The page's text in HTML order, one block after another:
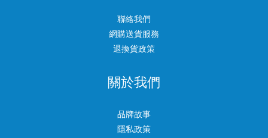
聯絡我們
網購送貨服務
退換貨政策
關於我們
品牌故事
隱私政策